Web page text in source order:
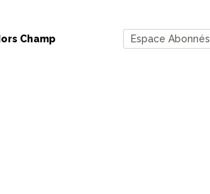
Champ Espace Abonnés